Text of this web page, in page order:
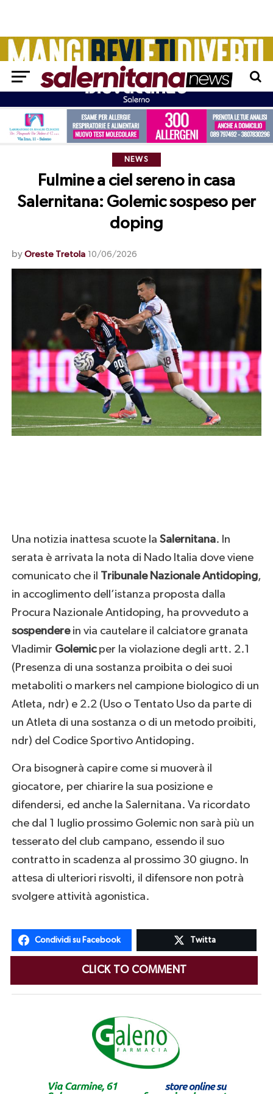
NEWS
Fulmine a ciel sereno in casa
Salernitana: Golemic sospeso per
doping
by Oreste Tretola 10/06/2026
Una notizia inattesa scuote la Salernitana. In
serata è arrivata la nota di Nado Italia dove viene
comunicato che il Tribunale Nazionale Antidoping,
in accoglimento dell’istanza proposta dalla
Procura Nazionale Antidoping, ha provveduto a
sospenderein via cautelare il calciatore granata
Vladimir Golemicper la violazione degli artt. 2.1
(Presenza di una sostanza proibita o dei suoi
metaboliti o markers nel campione biologico di un
Atleta, ndr) e 2.2 (Uso o Tentato Uso da parte di
un Atleta di una sostanza o di un metodo proibiti,
ndr) del Codice Sportivo Antidoping.
Ora bisognerà capire come si muoverà il
giocatore, per chiarire la sua posizione e
difendersi, ed anche la Salernitana. Va ricordato
che dal 1 luglio prossimo Golemic non sarà più un
tesserato del club campano, essendo il suo
contratto in scadenza al prossimo 30 giugno. In
attesa di ulteriori risvolti, il difensore non potrà
svolgere attività agonistica.
Condividi su Facebook Twitta
CLICK TO COMMENT